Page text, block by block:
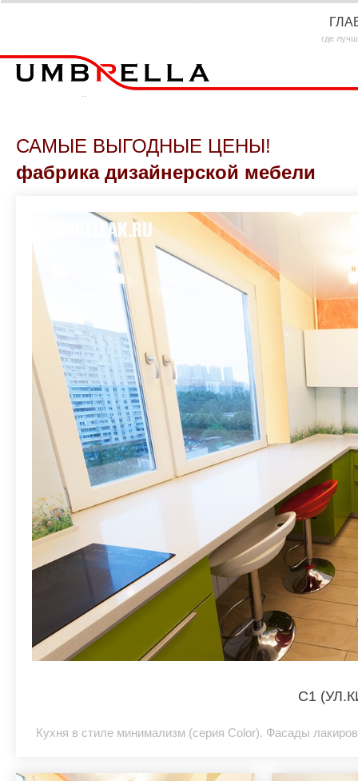
где
САМЫЕ ВЫГОДНЫЕ ЦЕНЫ!
фабрика дизайнерской мебели
C1
Кухня в стиле минимализм (серия Color). Фасады